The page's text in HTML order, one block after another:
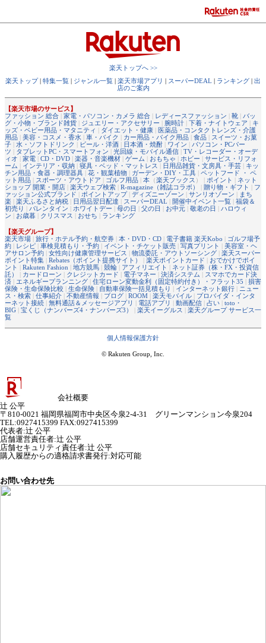
楽天トップへ >>
楽天トップ
特集一覧 ジャンル一覧 楽天市場アプリ スーパーDEAL ランキング
出
店のご案内
【楽天市場のサービス】
ファッション 総合
家電・パソコン・カメラ 総合 レディースファッション 靴
バッ
グ・小物・ブランド雑貨
ジュエリー・アクセサリー 腕時計 下着・ナイトウェア
キ
ッズ・ベビー用品・マタニティ
ダイエット・健康
医薬品・コンタクトレンズ・介護
用品
美容・コスメ・香水 車・バイク カー用品・バイク用品 食品
スイーツ・お菓
子
水・ソフトドリンク ビール・洋酒 日本酒・焼酎 ワイン
パソコン・PCパー
ツ
タブレットPC・スマートフォン 光回線・モバイル通信
TV・レコーダー・オーデ
ィオ
家電 CD・DVD 楽器・音楽機材 ゲーム おもちゃ ホビー
サービス・リフォ
ーム
インテリア・収納 寝具・ベッド・マットレス 日用品雑貨・文房具・手芸
キッ
チン用品・食器・調理器具
花・観葉植物 ガーデン・DIY・工具
ペットフード ・ ペ
ット用品
スポーツ・アウトドア ゴルフ用品 本 （楽天ブックス ） | ポイント
ネット
ショップ 開業・開店
楽天ウェブ検索 R-magazine（雑誌コラボ） 贈り物・ギフト
フ
ァッション公式ブランド
ポイントアップ ディズニーゾーン サンリオゾーン
まち
楽
楽天ふるさと納税 日用品翌日配達 スーパーDEAL 開催中イベント一覧
福袋＆
初売り
バレンタイン ホワイトデー 母の日 父の日 お中元 敬老の日
ハロウィ
ン
お歳暮 クリスマス おせち ランキング
【楽天グループ】
楽天市場
旅行・ホテル予約・航空券 本・DVD・CD 電子書籍 楽天Kobo
ゴルフ場予
約
レシピ 車検見積もり・予約 イベント・チケット販売 写真プリント
美容室・ヘ
アサロン予約
女性向け健康管理サービス 物流委託・アウトソーシング
楽天スーパー
ポイント特集
Rebates（ポイント提携サイト） 楽天ポイントカード
おでかけでポイ
ント
Rakuten Fashion 地方競馬 競輪 アフィリエイト
ネット証券（株・FX・投資信
託）
カードローン クレジットカード 電子マネー 決済システム
スマホでカード決
済
エネルギープランニング 住宅ローン変動金利（固定特約付き）・フラット35
損害
保険・生命保険比較
生命保険 自動車保険一括見積もり インターネット銀行
ニュー
ス・検索
仕事紹介 不動産情報 ブログ ROOM 楽天モバイル
プロバイダ・インタ
ーネット接続
無料通話＆メッセージアプリ 電話アプリ 動画配信 占い
toto・
BIG
宝くじ（ナンバーズ4・ナンバーズ3） 楽天イーグルス
楽天グループ サービス一
覧
個人情報保護方針
© Rakuten Group, Inc.
会社概要
辻 公平
〒810-0021 福岡県福岡市中央区今泉2-4-31 グリーンマンション今泉204
TEL:0927415399 FAX:0927415399
代表者:辻 公平
店舗運営責任者:辻 公平
店舗セキュリティ責任者:辻 公平
購入履歴からの適格請求書発行:対応可能
お問い合わせ先